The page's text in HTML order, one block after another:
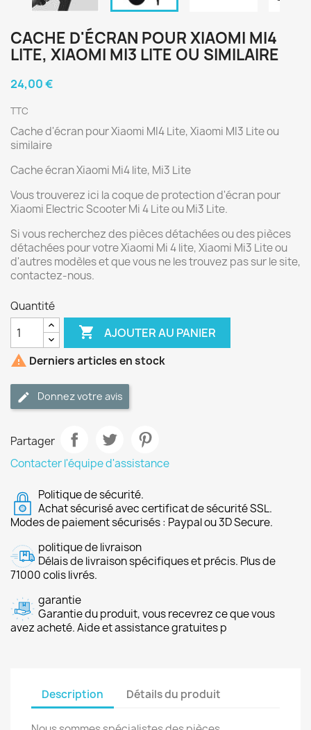
CACHE D'ÉCRAN POUR XIAOMI MI4
LITE, XIAOMI MI3 LITE OU SIMILAIRE
24,00 €
TTC
Cache d'écran pour Xiaomi MI4 Lite, Xiaomi MI3 Lite ou
similaire
Cache écran Xiaomi Mi4 lite, Mi3 Lite
Vous trouverez ici la coque de protection d'écran pour
Xiaomi Electric Scooter Mi 4 Lite ou Mi3 Lite.
Si vous recherchez des pièces détachées ou des pièces
détachées pour votre Xiaomi Mi 4 lite, Xiaomi Mi3 Lite ou
d'autres modèles et que vous ne les trouvez pas sur le site,
contactez-nous.
Quantité
 AJOUTER AU PANIER
 Derniers articles en stock
Donnez votre avis
Partager
Contacter l'équipe d'assistance
Politique de sécurité.
Achat sécurisé avec certificat de sécurité SSL.
Modes de paiement sécurisés : Paypal ou 3D Secure.
politique de livraison
Délais de livraison spécifiques et précis. Plus de
71000 colis livrés.
garantie
Garantie du produit, vous recevrez ce que vous
avez acheté. Aide et assistance gratuites p
Description Détails du produit